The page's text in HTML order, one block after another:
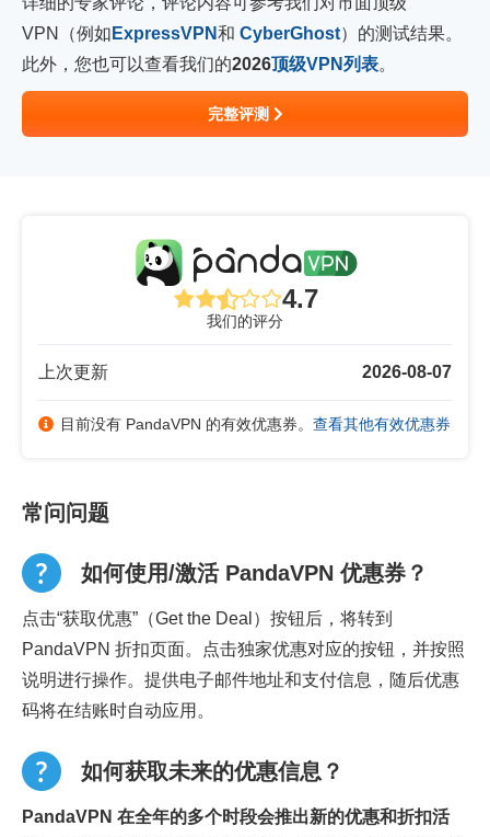
VPN（例如 ExpressVPN和 CyberGhost）的测试结果。
此外，您也可以查看我们的2026顶级VPN列表。
完整评测
4.7
我们的评分
上次更新 2026-08-07
目前没有 PandaVPN 的有效优惠券。 查看其他有效优惠券
常问问题
如何使用/激活 PandaVPN 优惠券？
点击“获取优惠”（Get the Deal）按钮后，将转到
PandaVPN 折扣页面。点击独家优惠对应的按钮，并按照
说明进行操作。提供电子邮件地址和支付信息，随后优惠
码将在结账时自动应用。
如何获取未来的优惠信息？
PandaVPN 在全年的多个时段会推出新的优惠和折扣活